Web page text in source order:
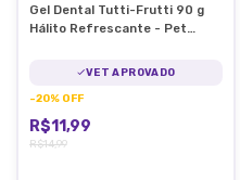
Gel Dental Tutti-Frutti 90 g
Hálito Refrescante - Pet
VET APROVADO
-20% OFF
R$11,99
R$14,99